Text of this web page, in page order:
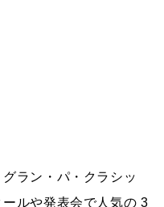
ラン・パ・クラシッ
ルや発表会で人気の 3